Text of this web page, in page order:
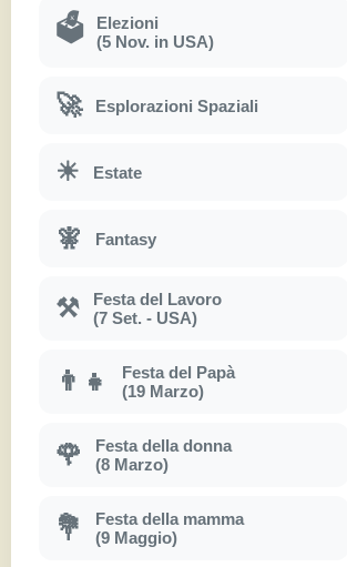
🗳
Elezioni
(5 Nov. in USA)
🚀 Esplorazioni Spaziali
☀ Estate
🧚 Fantasy
⚒
Festa del Lavoro
(7 Set. - USA)
👨‍👧
Festa del Papà
(19 Marzo)
🌹
Festa della donna
(8 Marzo)
💐
Festa della mamma
(9 Maggio)